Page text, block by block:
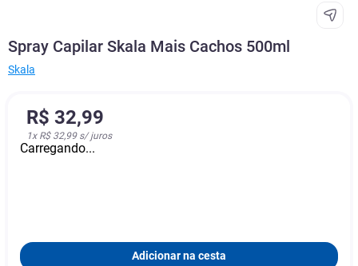
Spray Capilar Skala Mais Cachos 500ml
Skala
R$ 32,99
1x R$ 32,99s/ juros
Carregando...
Adicionar na cesta